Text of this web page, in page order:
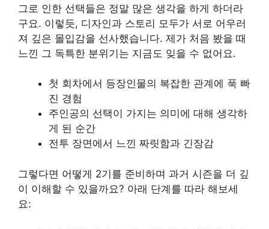
그로 인한 선택들은 정말 많은 생각을 하게 하더라
구요. 이렇듯, 디자인과 스토리 모두가 서로 어우러
져 깊은 몰입감을 선사했습니다. 제가 처음 봤을 때
느낀 그 독특한 분위기는 지금도 잊을 수 없어요.
첫 회차에서 등장인물의 복잡한 관계에 푹 빠
진 경험
주인공의 선택이 가지는 의미에 대해 생각하
게 된 순간
전투 장면에서 느낀 짜릿함과 긴장감
그렇다면 어떻게 2기를 준비하며 과거 시즌을 더 깊
이 이해할 수 있을까요? 아래 단계를 따라 해보세
요: